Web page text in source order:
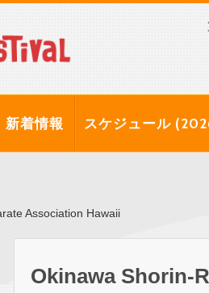
新着情報 スケジュール
Association Hawaii
Okinawa Shorin-